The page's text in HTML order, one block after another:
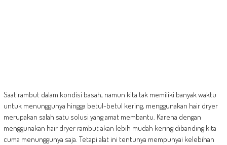
Saat rambut dalam kondisi basah, namun kita tak memiliki banyak waktu
untuk menunggunya hingga betul-betul kering, menggunakan hair dryer
merupakan salah satu solusi yang amat membantu. Karena dengan
menggunakan hair dryer rambut akan lebih mudah kering dibanding kita
cuma menunggunya saja. Tetapi alat ini tentunya mempunyai kelebihan